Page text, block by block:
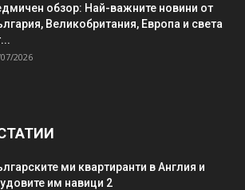
обзор: Най-важните новини от
Великобритания, Европа и света
2026
ми квартиранти в Англия и
им навици 2